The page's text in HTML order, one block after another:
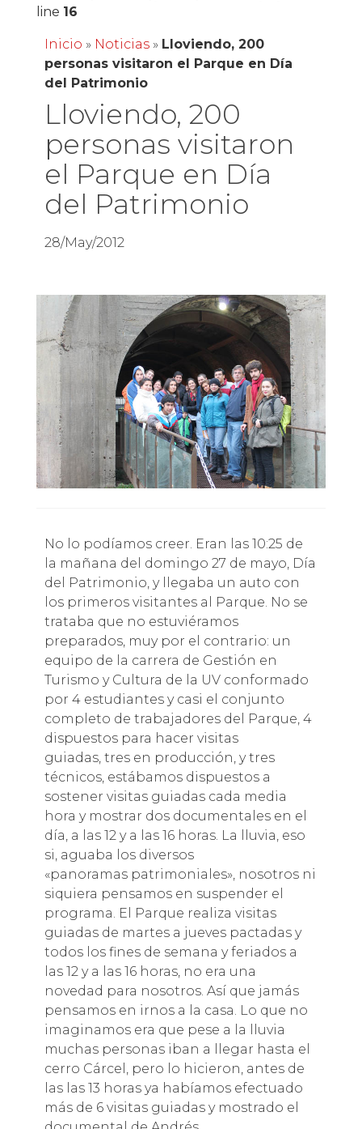
line 16
Inicio » Noticias» Lloviendo, 200
personas visitaron el Parque en Día
del Patrimonio
Lloviendo, 200
personas visitaron
el Parque en Día
del Patrimonio
28/May/2012
No lo podíamos creer. Eran las 10:25 de
la mañana del domingo 27 de mayo, Día
del Patrimonio, y llegaba un auto con
los primeros visitantes al Parque. No se
trataba que no estuviéramos
preparados, muy por el contrario: un
equipo de la carrera de Gestión en
Turismo y Cultura de la UV conformado
por 4 estudiantes y casi el conjunto
completo de trabajadores del Parque, 4
dispuestos para hacer visitas
guiadas, tres en producción, y tres
técnicos, estábamos dispuestos a
sostener visitas guiadas cada media
hora y mostrar dos documentales en el
día, a las 12 y a las 16 horas. La lluvia, eso
si, aguaba los diversos
«panoramas patrimoniales», nosotros ni
siquiera pensamos en suspender el
programa. El Parque realiza visitas
guiadas de martes a jueves pactadas y
todos los fines de semana y feriados a
las 12 y a las 16 horas, no era una
novedad para nosotros. Así que jamás
pensamos en irnos a la casa. Lo que no
imaginamos era que pese a la lluvia
muchas personas iban a llegar hasta el
cerro Cárcel, pero lo hicieron, antes de
las las 13 horas ya habíamos efectuado
más de 6 visitas guiadas y mostrado el